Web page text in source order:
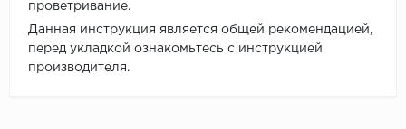
проветривание.
Данная инструкция является общей рекомендацией,
перед укладкой ознакомьтесь с инструкцией
производителя.